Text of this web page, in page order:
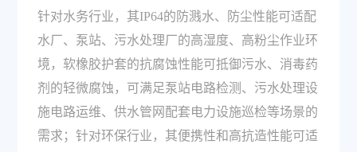
针对水务行业，其IP64的防溅水、防尘性能可适配
水厂、泵站、污水处理厂的高湿度、高粉尘作业环
境，软橡胶护套的抗腐蚀性能可抵御污水、消毒药
剂的轻微腐蚀，可满足泵站电路检测、污水处理设
施电路运维、供水管网配套电力设施巡检等场景的
需求；针对环保行业，其便携性和高抗造性能可适